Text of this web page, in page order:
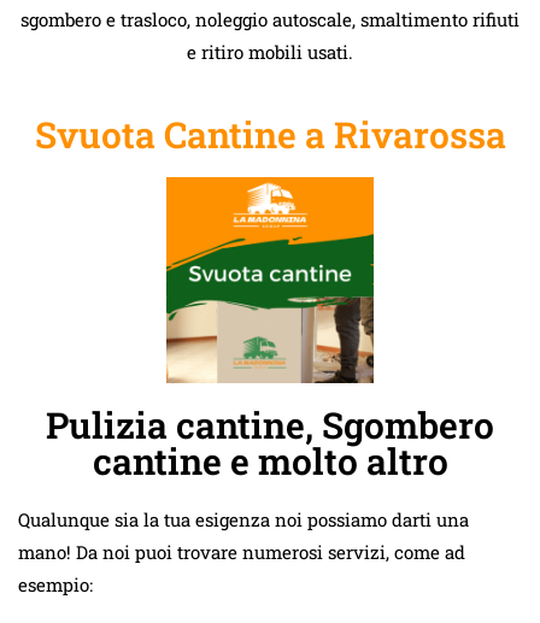
sgombero e trasloco, noleggio autoscale, smaltimento rifiuti
e ritiro mobili usati.
Svuota Cantine a Rivarossa
Pulizia cantine, Sgombero
cantine e molto altro
Qualunque sia la tua esigenza noi possiamo darti una
mano! Da noi puoi trovare numerosi servizi, come ad
esempio: